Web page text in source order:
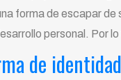
forma de escapar
personal. Por
de